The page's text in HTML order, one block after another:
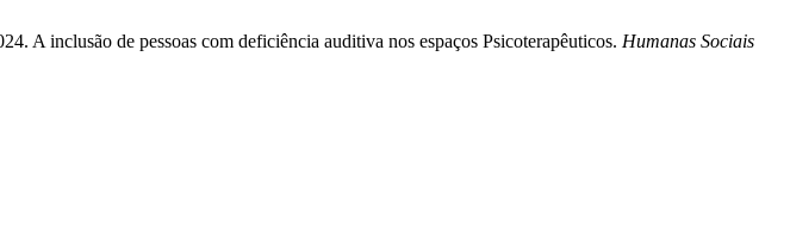
inclusão de pessoas com deficiência auditiva nos espaços Psicoterapêuticos. Humanas Sociais